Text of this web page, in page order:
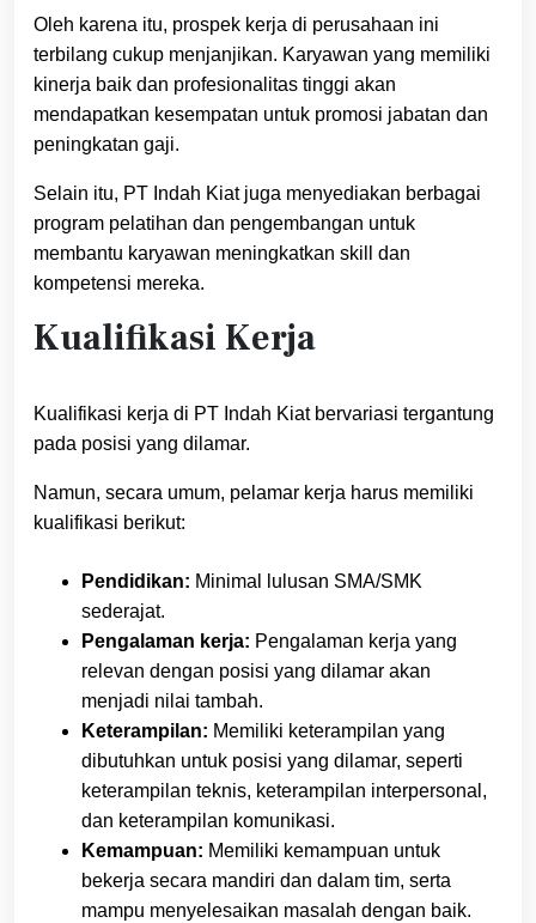
Oleh karena itu, prospek kerja di perusahaan ini
terbilang cukup menjanjikan. Karyawan yang memiliki
kinerja baik dan profesionalitas tinggi akan
mendapatkan kesempatan untuk promosi jabatan dan
peningkatan gaji.
Selain itu, PT Indah Kiat juga menyediakan berbagai
program pelatihan dan pengembangan untuk
membantu karyawan meningkatkan skill dan
kompetensi mereka.
Kualifikasi Kerja
Kualifikasi kerja di PT Indah Kiat bervariasi tergantung
pada posisi yang dilamar.
Namun, secara umum, pelamar kerja harus memiliki
kualifikasi berikut:
Pendidikan: Minimal lulusan SMA/SMK
sederajat.
Pengalaman kerja: Pengalaman kerja yang
relevan dengan posisi yang dilamar akan
menjadi nilai tambah.
Keterampilan: Memiliki keterampilan yang
dibutuhkan untuk posisi yang dilamar, seperti
keterampilan teknis, keterampilan interpersonal,
dan keterampilan komunikasi.
Kemampuan: Memiliki kemampuan untuk
bekerja secara mandiri dan dalam tim, serta
mampu menyelesaikan masalah dengan baik.